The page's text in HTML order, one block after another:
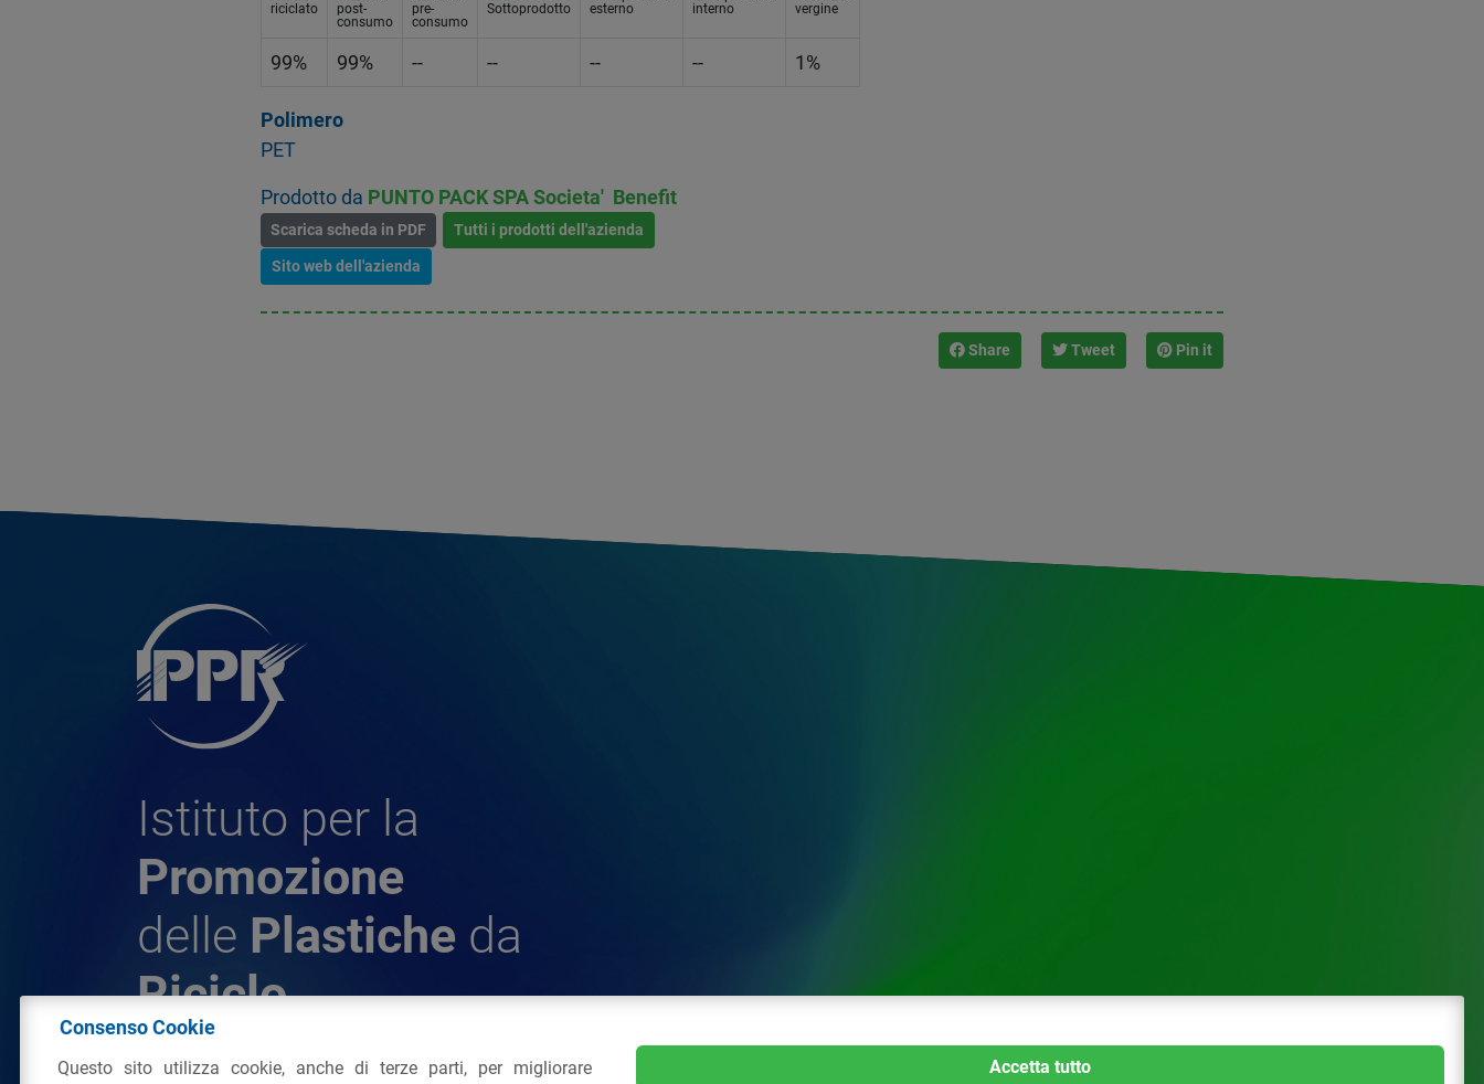
riciclato
post-
consumo
pre-
consumo
Sottoprodotto
esterno
interno
vergine
99% 99% -- -- -- -- 1%
Polimero
PET
Prodotto da PUNTO PACK SPA Societa' Benefit
Scarica scheda in PDF Tutti i prodotti dell'azienda
Sito web dell'azienda
Share Tweet Pin it
Istituto per la
Promozione
delle Plastiche da
Riciclo
© 2026 - IPPR Istituto per la Promozione delle Plastiche
Consenso Cookie
Questo sito utilizza cookie, anche di terze parti, per migliorare
Accetta tutto